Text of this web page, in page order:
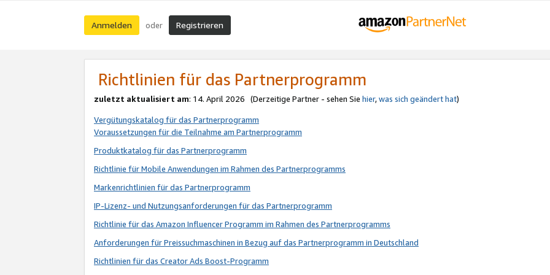
Anmelden oder Registrieren
Richtlinien für das Partnerprogramm
zuletzt aktualisiert am: 14. April 2026 (Derzeitige Partner - sehen Sie hier,was sich geändert hat)
Vergütungskatalog für das Partnerprogramm
Voraussetzungen für die Teilnahme am Partnerprogramm
Produktkatalog für das Partnerprogramm
Richtlinie für Mobile Anwendungen im Rahmen des Partnerprogramms
Markenrichtlinien für das Partnerprogramm
IP-Lizenz- und Nutzungsanforderungen für das Partnerprogramm
Richtlinie für das Amazon Influencer Programm im Rahmen des Partnerprogramms
Anforderungen für Preissuchmaschinen in Bezug auf das Partnerprogramm in Deutschland
Richtlinien für das Creator Ads Boost-Programm